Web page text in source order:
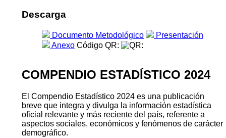
Descarga
Documento Metodológico
Presentación
Anexo Código QR:
COMPENDIO ESTADÍSTICO 2024
El Compendio Estadístico 2024 es una publicación
breve que integra y divulga la información estadística
oficial relevante y más reciente del país, referente a
aspectos sociales, económicos y fenómenos de carácter
demográfico.